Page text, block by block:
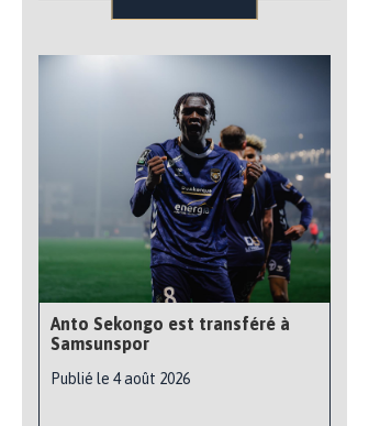
Anto Sekongo est transféré à
Samsunspor
Publié le 4 août 2026